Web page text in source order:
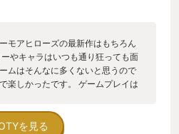
モアヒローズの最新作はもちろん
やキャラはいつも通り狂っても面
ムはそんなに多くないと思うので
楽しかったです。 ゲームプレイは
ど、こんな変わった作品こそが好
を見る